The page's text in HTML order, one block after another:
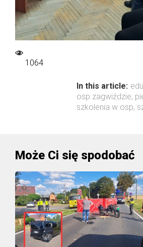
1064
In this article:
osp zagwiździe,
szkolenia w osp,
Może Ci się spodobać